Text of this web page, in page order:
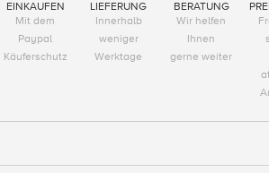
EINKAUFEN
Mit dem
Paypal
Käuferschutz
LIEFERUNG
Innerhalb
weniger
Werktage
BERATUNG
Wir helfen
Ihnen
gerne weiter